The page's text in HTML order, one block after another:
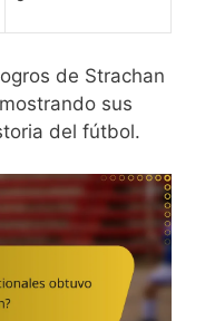
de Strachan
sus
del fútbol.